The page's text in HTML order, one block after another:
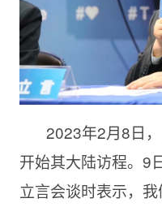
2023年2月8日
开始其大陆访程。9
立言会谈时表示，